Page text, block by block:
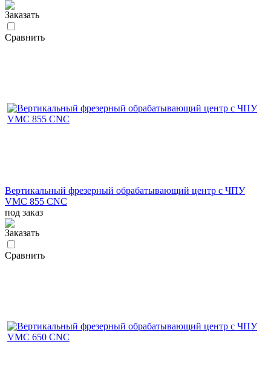
Заказать
Сравнить
Вертикальный фрезерный обрабатывающий центр с ЧПУ
VMC 855 CNC
под заказ
Заказать
Сравнить